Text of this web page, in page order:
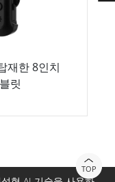
재한 8인치
릿
TOP